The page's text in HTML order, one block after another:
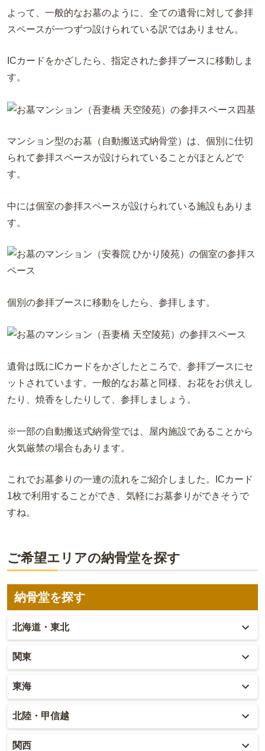
よって、一般的なお墓のように、全ての遺骨に対して参拝
スペースが一つずつ設けられている訳ではありません。
ICカードをかざしたら、指定された参拝ブースに移動しま
す。
マンション型のお墓（自動搬送式納骨堂）は、個別に仕切
られて参拝スペースが設けられていることがほとんどで
す。
中には個室の参拝スペースが設けられている施設もありま
す。
個別の参拝ブースに移動をしたら、参拝します。
遺骨は既に ICカードをかざしたところで、参拝ブースにセ
ットされています。一般的なお墓と同様、お花をお供えし
たり、焼香をしたりして、参拝しましょう。
※一部の自動搬送式納骨堂では、屋内施設であることから
火気厳禁の場合もあります。
これでお墓参りの一連の流れをご紹介しました。ICカード
1枚で利用することができ、気軽にお墓参りができそうで
すね。
ご希望エリアの納骨堂を探す
納骨堂を探す
北海道・東北
北海道
青森
岩手
関東
東京
神奈川
東海
愛知
岐阜
北陸・甲信越
富山
関西